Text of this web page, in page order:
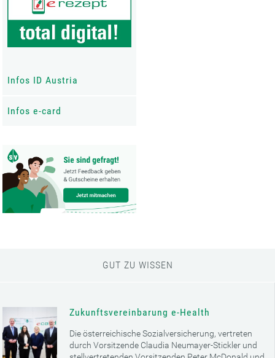
Infos ID Austria
Infos e-card
GUT ZU WISSEN
Zukunftsvereinbarung e-Health
Die österreichische Sozialversicherung, vertreten
durch Vorsitzende Claudia Neumayer-Stickler und